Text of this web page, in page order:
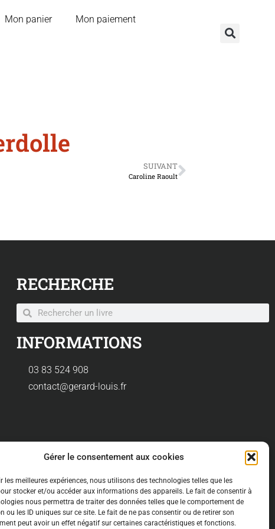
Gérer le consentement aux cookies
les meilleures expériences, nous utilisons des technologies telles que les
stocker et/ou accéder aux informations des appareils. Le fait de consentir à
nous permettra de traiter des données telles que le comportement de
ou les ID uniques sur ce site. Le fait de ne pas consentir ou de retirer son
peut avoir un effet négatif sur certaines caractéristiques et fonctions.
Mon panier Mon paiement
SUIVANT
Caroline Raoult
RECHERCHE
INFORMATIONS
03 83 524 908
contact@gerard-louis.fr